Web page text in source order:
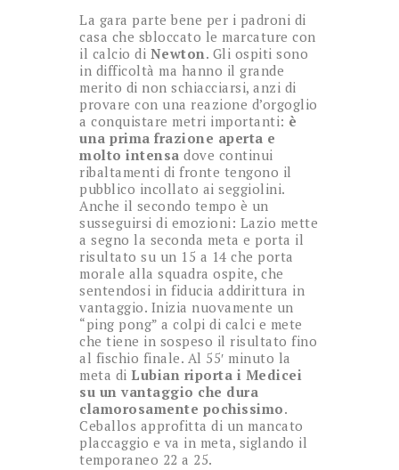
La gara parte bene per i padroni di
casa che sbloccato le marcature con
il calcio di Newton. Gli ospiti sono
in difficoltà ma hanno il grande
merito di non schiacciarsi, anzi di
provare con una reazione d’orgoglio
a conquistare metri importanti: è
una prima frazione aperta e
molto intensa dove continui
ribaltamenti di fronte tengono il
pubblico incollato ai seggiolini.
Anche il secondo tempo è un
susseguirsi di emozioni: Lazio mette
a segno la seconda meta e porta il
risultato su un 15 a 14 che porta
morale alla squadra ospite, che
sentendosi in fiducia addirittura in
vantaggio. Inizia nuovamente un
“ping pong” a colpi di calci e mete
che tiene in sospeso il risultato fino
al fischio finale. Al 55′ minuto la
meta di Lubian riporta i Medicei
su un vantaggio che dura
clamorosamente pochissimo.
Ceballos approfitta di un mancato
placcaggio e va in meta, siglando il
temporaneo 22 a 25.